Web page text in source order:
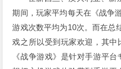
期间，玩家平均每天在《战争
游戏次数平均为10次。而在总
戏之所以受到玩家欢迎，其中
《战争游戏》是针对手游平